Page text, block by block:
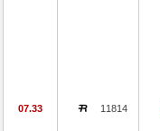
07.33 11814